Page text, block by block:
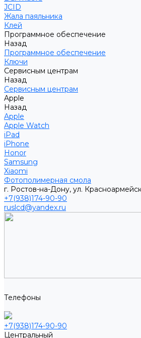
JCID
Жала паяльника
Клей
Программное обеспечение
Назад
Программное обеспечение
Ключи
Сервисным центрам
Назад
Сервисным центрам
Apple
Назад
Apple
Apple Watch
iPad
iPhone
Honor
Samsung
Xiaomi
Фотополимерная смола
г. Ростов-на-Дону, ул.
+7(938)174-90-90
ruslcd@yandex.ru
Телефоны
+7(938)174-90-90
Центральный